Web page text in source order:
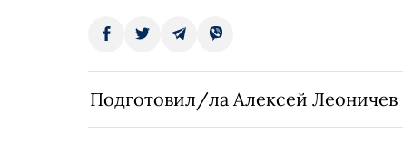
Подготовил/ла Алексей Леоничев